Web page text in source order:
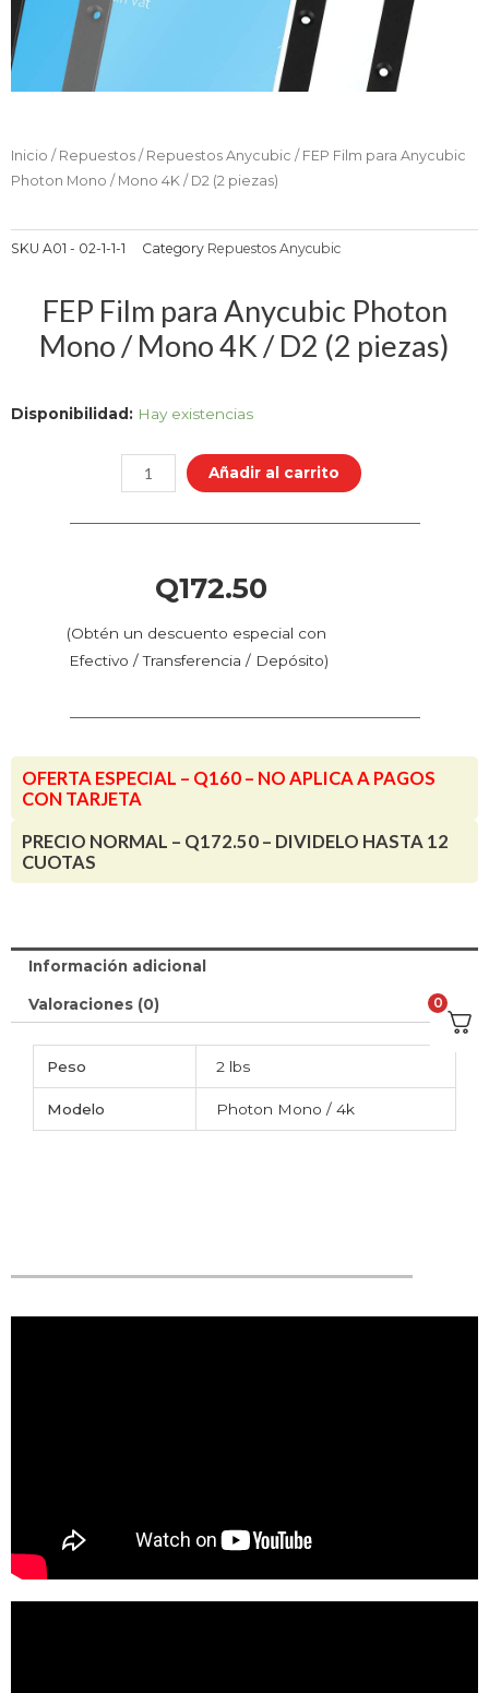
Inicio / Repuestos / Repuestos Anycubic / FEP Film para Anycubic
Photon Mono / Mono 4K / D2 (2 piezas)
SKU A01 - 02-1-1-1 Category Repuestos Anycubic
FEP Film para Anycubic Photon
Mono / Mono 4K / D2 (2 piezas)
Disponibilidad: Hay existencias
FEP
para
Anycubic
Photon
Mono
4K
/
Añadir al carrito
Q172.50
(Obtén un descuento especial con
Efectivo / Transferencia / Depósito)
OFERTA ESPECIAL – Q160 – NO APLICA A PAGOS
CON TARJETA
PRECIO NORMAL – Q172.50 – DIVIDELO HASTA 12
CUOTAS
Información adicional
Valoraciones (0)
Peso 2 lbs
Modelo Photon Mono / 4k
0